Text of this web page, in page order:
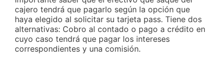
cajero tendrá que pagarlo según la opción que
haya elegido al solicitar su tarjeta pass. Tiene dos
alternativas: Cobro al contado o pago a crédito en
cuyo caso tendrá que pagar los intereses
correspondientes y una comisión.